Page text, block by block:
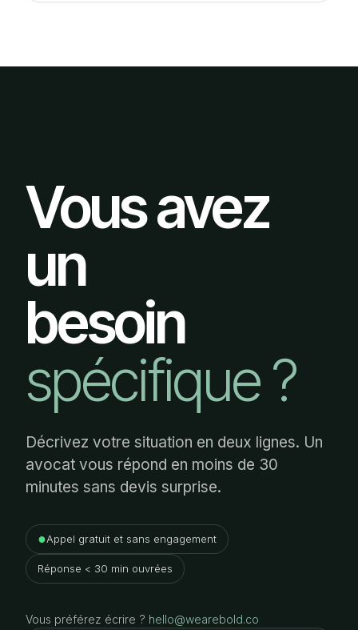
Vous avez
un
besoin
spécifique ?
Décrivez votre situation en deux lignes. Un
avocat vous répond en moins de 30
minutes sans devis surprise.
●Appel gratuit et sans engagement
Réponse < 30 min ouvrées
Vous préférez écrire ? hello@wearebold.co